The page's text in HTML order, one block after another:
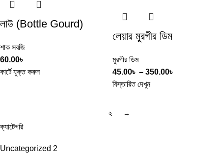
লাউ (Bottle Gourd)
শাক সবজি
60.00৳
কার্টে যুক্ত করুন
লেয়ার মুরগীর ডিম
মুরগীর ডিম
45.00৳ – 350.00৳
বিস্তারিত দেখুন
২ →
ক্যাটেগরি
Uncategorized 2